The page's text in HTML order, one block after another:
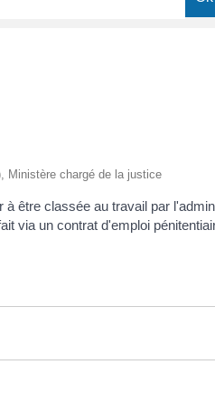
Ministère chargé de la justice
être classée au travail par
via un contrat d'emploi